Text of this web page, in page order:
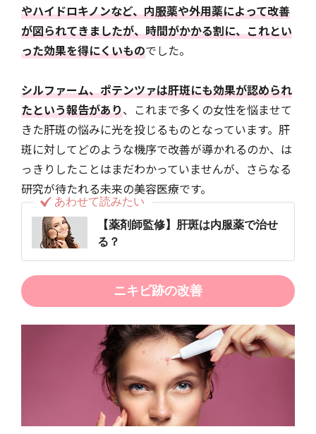
やハイドロキノンなど、内服薬や外用薬によって改善
が図られてきましたが、時間がかかる割に、これとい
った効果を得にくいものでした。
シルファーム、ポテンツァは肝斑にも効果が認められ
たという報告があり、これまで多くの女性を悩ませて
きた肝斑の悩みに光を投じるものとなっています。肝
斑に対してどのような機序で改善が導かれるのか、は
っきりしたことはまだわかっていませんが、さらなる
研究が待たれる未来の美容医療です。
あわせて読みたい
【薬剤師監修】肝斑は内服薬で治せ
る？
ニキビ跡の改善